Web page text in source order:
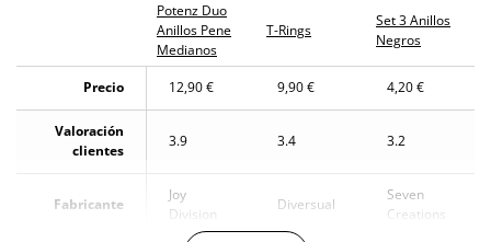
Potenz Duo
Anillos Pene
Medianos
T-Rings
Set 3 Anillos
Negros
Precio 12,90 € 9,90 € 4,20 €
Valoración
clientes
3.9 3.4 3.2
Fabricante
Joy
Division
Diversual
Seven
Creations